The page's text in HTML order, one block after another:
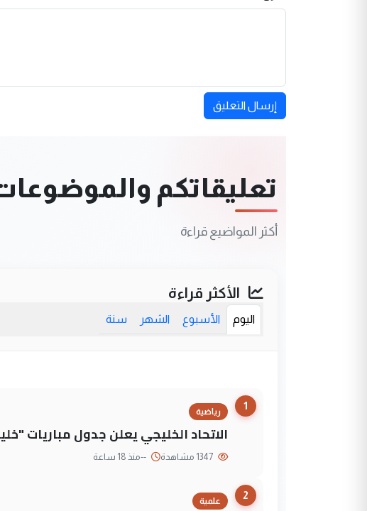
إرسال التعليق
تعليقاتكم والموضوعات
أكثر المواضيع قراءة
الأكثر قراءة
اليوم الأسبوع الشهر سنة
1
رياضية
الاتحاد الخليجي يعلن جدول مباريات "خليجي 27" وأولى مواجهات
--منذ 18 ساعة
2
علمية